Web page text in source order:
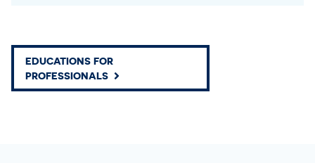
EDUCATIONS FOR
PROFESSIONALS